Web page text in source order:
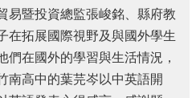
易暨投資總監張峻銘、縣府教
在拓展國際視野及與國外學生
們在國外的學習與生活情況，
南高中的葉芫岑以中英語開